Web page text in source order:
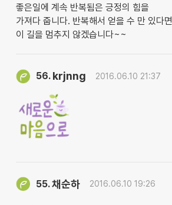
좋은일에 계속 반복됨은 긍정의 힘을
가져다 줍니다. 반복해서 얻을 수 만 있다면
이 길을 멈추지 않겠습니다~~
56. krjnng 2016.06.10 21:37
55.채순하 2016.06.10 19:26